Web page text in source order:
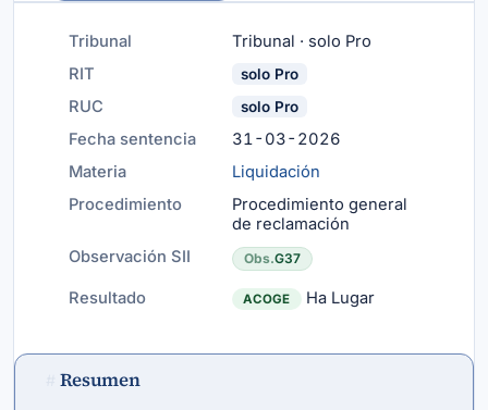
Tribunal
Tribunal · solo Pro
RIT
solo Pro
RUC solo Pro
Fecha sentencia
31-03-2026
Materia
Liquidación
Procedimiento
Procedimiento general
de reclamación
Observación SII
Obs.G37
Resultado ACOGE Ha Lugar
Resumen